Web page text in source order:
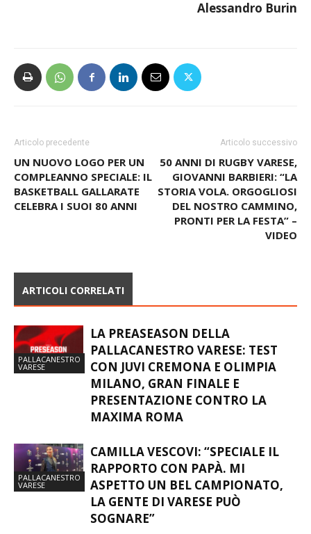
Alessandro Burin
Articolo precedente
UN NUOVO LOGO PER UN
COMPLEANNO SPECIALE: IL
BASKETBALL GALLARATE
CELEBRA I SUOI 80 ANNI
Articolo successivo
50 ANNI DI RUGBY VARESE,
GIOVANNI BARBIERI: “LA
STORIA VOLA. ORGOGLIOSI
DEL NOSTRO CAMMINO,
PRONTI PER LA FESTA” –
VIDEO
ARTICOLI CORRELATI
PALLACANESTRO
VARESE
LA PREASEASON DELLA
PALLACANESTRO VARESE: TEST
CON JUVI CREMONA E OLIMPIA
MILANO, GRAN FINALE E
PRESENTAZIONE CONTRO LA
MAXIMA ROMA
PALLACANESTRO
VARESE
CAMILLA VESCOVI: “SPECIALE IL
RAPPORTO CON PAPÀ. MI
ASPETTO UN BEL CAMPIONATO,
LA GENTE DI VARESE PUÒ
SOGNARE”